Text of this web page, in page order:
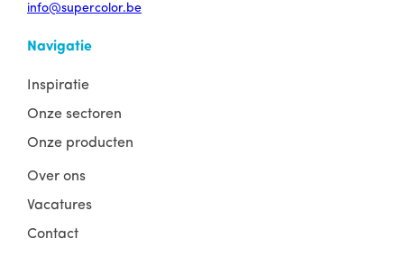
info@supercolor.be
Navigatie
Inspiratie
Onze sectoren
Onze producten
Over ons
Vacatures
Contact